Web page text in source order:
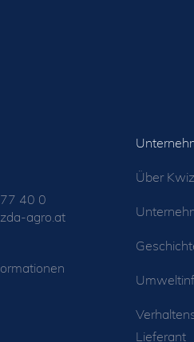
40 0
agro.at
Über
Lieferant